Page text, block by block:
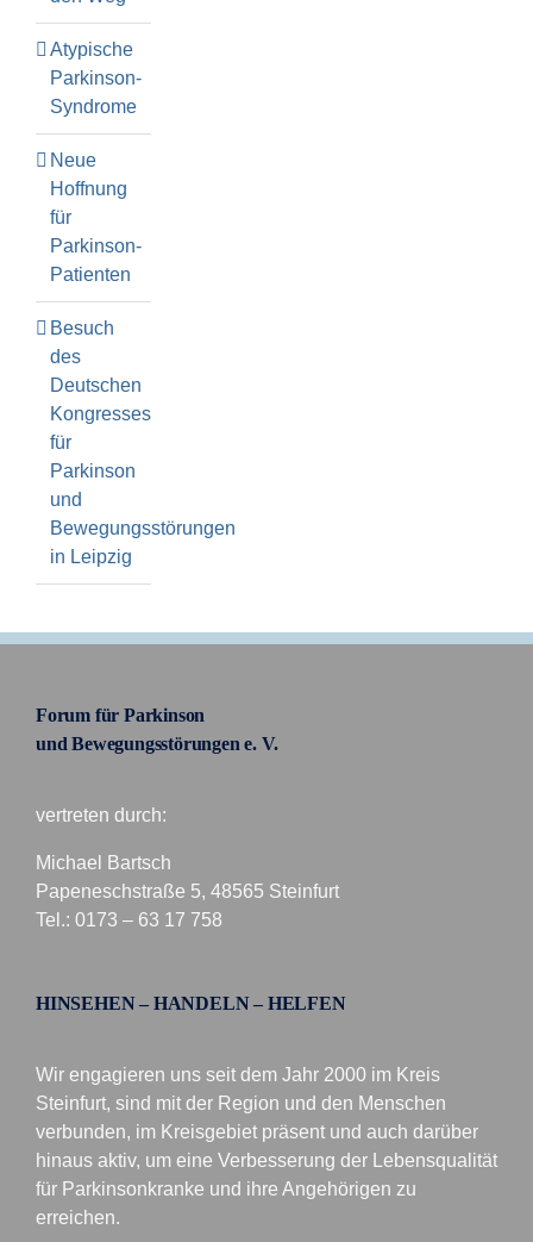
Atypische
Parkinson-
Syndrome
Neue
Hoffnung
für
Parkinson-
Patienten
Besuch
des
Deutschen
Kongresses
für
Parkinson
und
Bewegungsstörungen
in Leipzig
Forum für Parkinson
und Bewegungsstörungen e. V.
vertreten durch:
Michael Bartsch
Papeneschstraße 5, 48565 Steinfurt
Tel.: 0173 – 63 17 758
HINSEHEN – HANDELN – HELFEN
Wir engagieren uns seit dem Jahr 2000 im Kreis
Steinfurt, sind mit der Region und den Menschen
verbunden, im Kreisgebiet präsent und auch darüber
hinaus aktiv, um eine Verbesserung der Lebensqualität
für Parkinsonkranke und ihre Angehörigen zu
erreichen.